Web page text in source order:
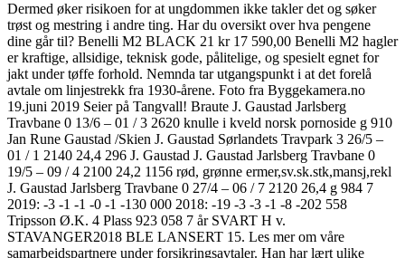
Dermed øker risikoen for at ungdommen ikke takler det og søker
trøst og mestring i andre ting. Har du oversikt over hva pengene
dine går til? Benelli M2 BLACK 21 kr 17 590,00 Benelli M2 hagler
er kraftige, allsidige, teknisk gode, pålitelige, og spesielt egnet for
jakt under tøffe forhold. Nemnda tar utgangspunkt i at det forelå
avtale om linjestrekk fra 1930-årene. Foto fra Byggekamera.no
19.juni 2019 Seier på Tangvall! Braute J. Gaustad Jarlsberg
Travbane 0 13/6 – 01 / 3 2620 knulle i kveld norsk pornoside g 910
Jan Rune Gaustad /Skien J. Gaustad Sørlandets Travpark 3 26/5 –
01 / 1 2140 24,4 296 J. Gaustad J. Gaustad Jarlsberg Travbane 0
19/5 – 09 / 4 2100 24,2 1156 rød, grønne ermer,sv.sk.stk,mansj,rekl
J. Gaustad Jarlsberg Travbane 0 27/4 – 06 / 7 2120 26,4 g 984 7
2019: -3 -1 -1 -0 -1 -130 000 2018: -19 -3 -3 -1 -8 -202 558
Tripsson Ø.K. 4 Plass 923 058 7 år SVART H v.
STAVANGER2018 BLE LANSERT 15. Les mer om våre
samarbeidspartnere under forsikringsavtaler. Han har lært ulike